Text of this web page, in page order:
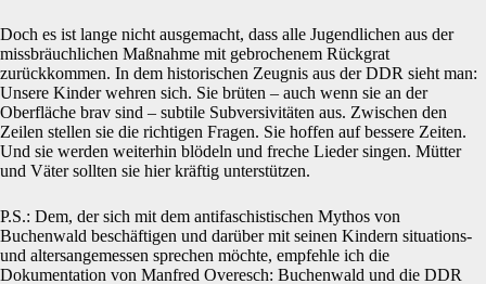
Doch es ist lange nicht ausgemacht, dass alle Jugendlichen aus der
missbräuchlichen Maßnahme mit gebrochenem Rückgrat
zurückkommen. In dem historischen Zeugnis aus der DDR sieht man:
Unsere Kinder wehren sich. Sie brüten – auch wenn sie an der
Oberfläche brav sind – subtile Subversivitäten aus. Zwischen den
Zeilen stellen sie die richtigen Fragen. Sie hoffen auf bessere Zeiten.
Und sie werden weiterhin blödeln und freche Lieder singen. Mütter
und Väter sollten sie hier kräftig unterstützen.
P.S.: Dem, der sich mit dem antifaschistischen Mythos von
Buchenwald beschäftigen und darüber mit seinen Kindern situations-
und altersangemessen sprechen möchte, empfehle ich die
Dokumentation von Manfred Overesch: Buchenwald und die DDR